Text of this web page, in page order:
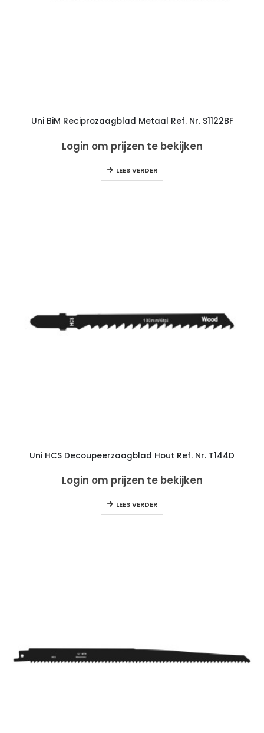
Uni BiM Reciprozaagblad Metaal Ref. Nr. S1122BF
Login om prijzen te bekijken
LEES VERDER
Uni HCS Decoupeerzaagblad Hout Ref. Nr. T144D
Login om prijzen te bekijken
LEES VERDER